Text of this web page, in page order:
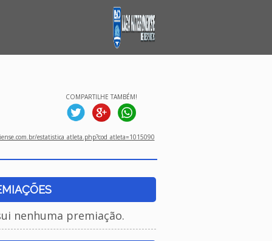
COMPARTILHE TAMBÉM!
estatistica_atleta.php?cod_atleta=1015090
nenhuma premiação.